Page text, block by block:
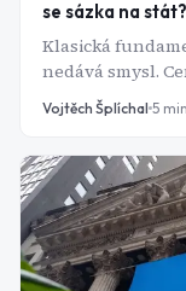
se sázka na stát?
Klasická
nedává smysl.
kolik a kdy
akcionářů.
Vojtěch Šplíchal 5